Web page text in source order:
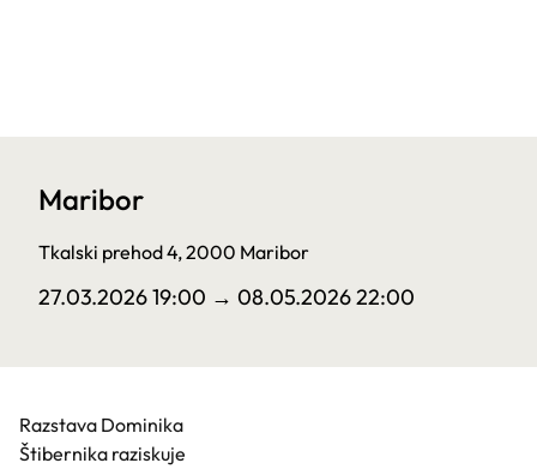
Maribor
Tkalski prehod 4, 2000 Maribor
27.03.2026 19:00 → 08.05.2026 22:00
Razstava Dominika
Štibernika raziskuje